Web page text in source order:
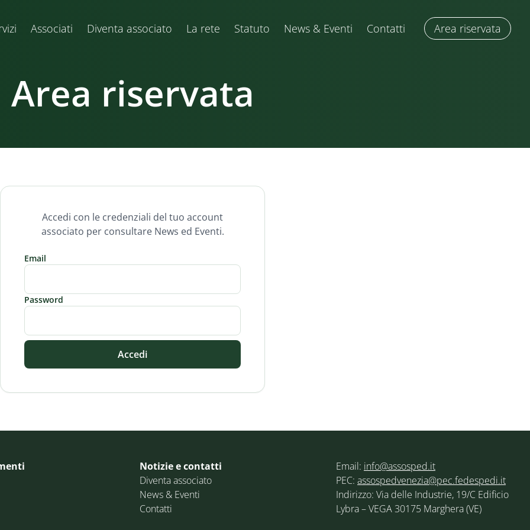
Associati Diventa associato La rete Statuto News & Eventi Contatti Area riservata
Area riservata
Accedi con le credenziali del tuo account
associato per consultare News ed Eventi.
Email
Password
Accedi
Notizie e contatti
Diventa associato
News & Eventi
Contatti
Email: info@assosped.it
PEC: assospedvenezia@pec.fedespedi.it
Indirizzo: Via delle Industrie, 19/C Edificio
Lybra – VEGA 30175 Marghera (VE)